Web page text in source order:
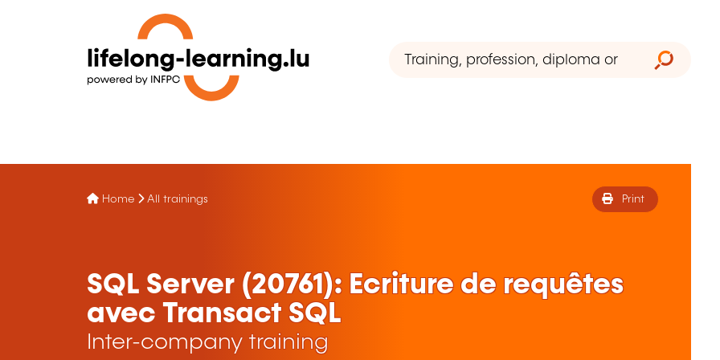
Home All trainings Print
SQL Server (20761): Ecriture de requêtes
avec Transact SQL
Inter-company training